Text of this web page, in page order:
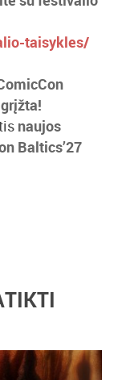
taisykles/
naujos
Baltics’27
filmų